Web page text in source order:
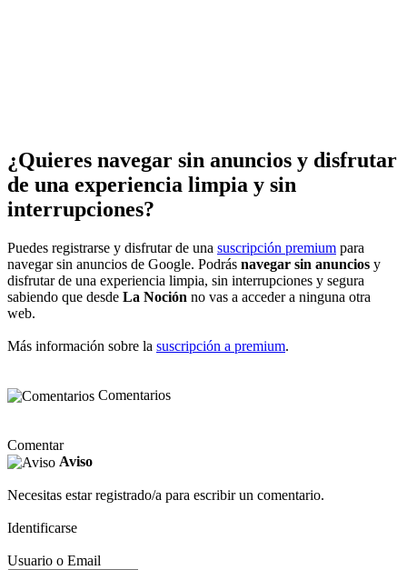
¿Quieres navegar sin anuncios y disfrutar
de una experiencia limpia y sin
interrupciones?
Puedes registrarse y disfrutar de una suscripción premium para
navegar sin anuncios de Google. Podrás navegar sin anuncios y
disfrutar de una experiencia limpia, sin interrupciones y segura
sabiendo que desde La Noción no vas a acceder a ninguna otra
web.
Más información sobre la suscripción a premium.
Comentarios
Comentar
Aviso
Necesitas estar registrado/a para escribir un comentario.
Identificarse
Usuario o Email